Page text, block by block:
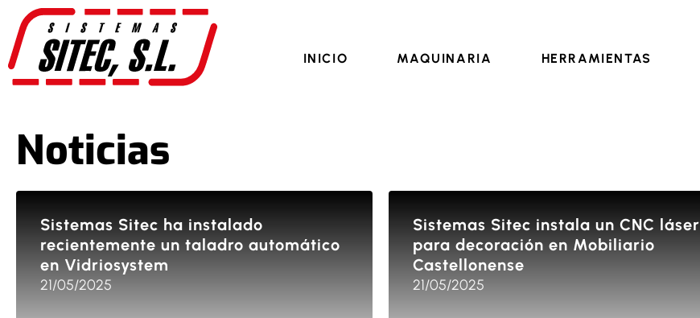
INICIO MAQUINARIA HERRAMIENTAS
Noticias
Sistemas Sitec ha instalado
recientemente un taladro automático
en Vidriosystem
21/05/2025
Sistemas Sitec instala un CNC láser
para decoración en Mobiliario
Castellonense
21/05/2025